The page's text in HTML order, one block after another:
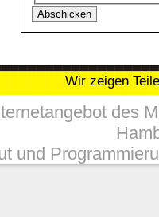
Wir zeigen
des
und